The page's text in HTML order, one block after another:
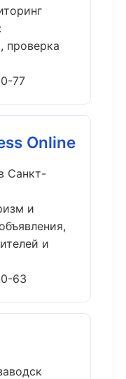
проверка
77
Online
Санкт-
и
и
63